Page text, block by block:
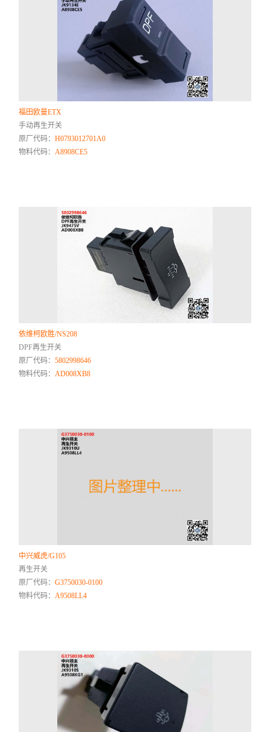
福田欧曼ETX
手动再生开关
原厂代码：H0793012701A0
物料代码：A8908CE5
依维柯欧胜/NS208
DPF再生开关
原厂代码：5802998646
物料代码：AD008XB8
中兴威虎/G105
再生开关
原厂代码：G3750030-0100
物料代码：A9508LL4